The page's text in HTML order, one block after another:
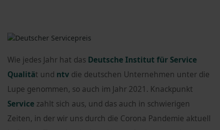
Wie jedes Jahr hat das Deutsche Institut für Service
Qualität und ntv die deutschen Unternehmen unter die
Lupe genommen, so auch im Jahr 2021. Knackpunkt
Service zahlt sich aus, und das auch in schwierigen
Zeiten, in der wir uns durch die Corona Pandemie aktuell